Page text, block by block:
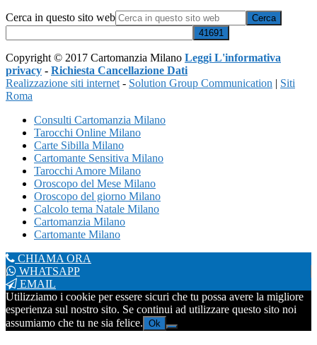
Cerca in questo sito web
Copyright © 2017 Cartomanzia Milano Leggi L'informativa
privacy - Richiesta Cancellazione Dati
Realizzazione siti internet- Solution Group Communication | Siti
Roma
Consulti Cartomanzia Milano
Tarocchi Online Milano
Carte Sibilla Milano
Cartomante Sensitiva Milano
Tarocchi Amore Milano
Oroscopo del Mese Milano
Oroscopo del giorno Milano
Calcolo tema Natale Milano
Cartomanzia Milano
Cartomante Milano
CHIAMA ORA
WHATSAPP
EMAIL
Utilizziamo i cookie per essere sicuri che tu possa avere la migliore
esperienza sul nostro sito. Se continui ad utilizzare questo sito noi
assumiamo che tu ne sia felice. Ok